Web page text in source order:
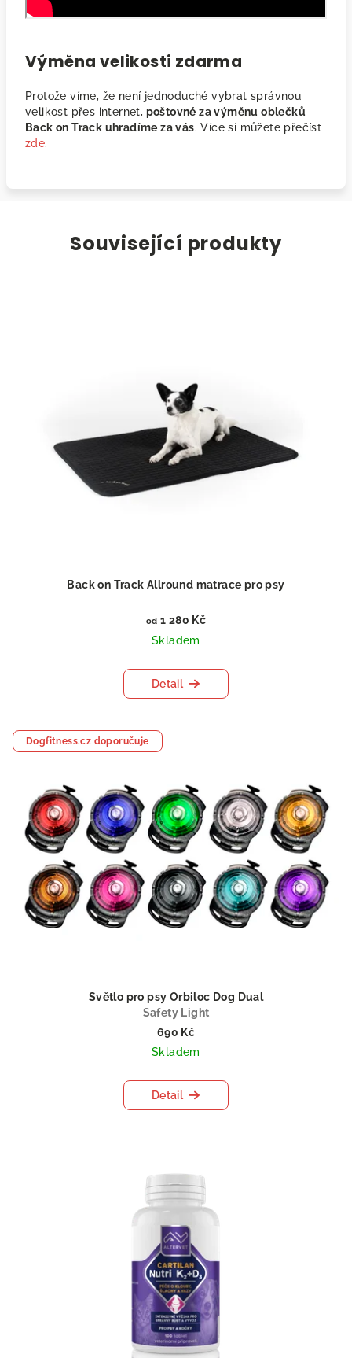
Výměna velikosti zdarma
Protože víme, že není jednoduché vybrat správnou
velikost přes internet, poštovné za výměnu oblečků
Back on Track uhradíme za vás. Více si můžete přečíst
zde.
Související produkty
Back on Track Allround matrace pro psy
od 1 280 Kč
Skladem
Detail
Dogfitness.cz doporučuje
Světlo pro psy Orbiloc Dog Dual
Safety Light
690 Kč
Skladem
Detail